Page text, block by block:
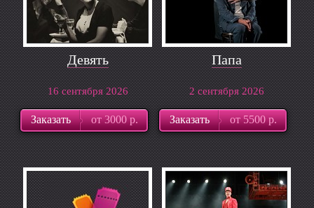
Девять
16 сентября 2026
Заказать от 3000 р.
Папа
2 сентября 2026
Заказать от 5500 р.